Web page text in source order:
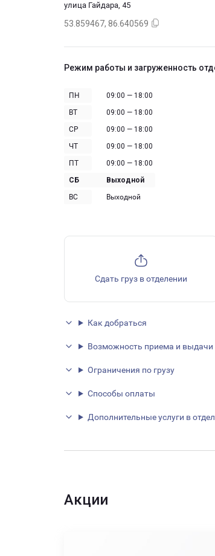
улица Гайдара, 45
53.859467, 86.640569
Режим работы и загруженность
ПН
09:00 — 18:00
ВТ
09:00 — 18:00
СР
09:00 — 18:00
ЧТ
09:00 — 18:00
ПТ
09:00 — 18:00
СБ
Выходной
ВС
Выходной
Сдать груз в отделении
Как добраться
Возможность приема и выдачи
Ограничения по грузу
Способы оплаты
Дополнительные услуги в
Акции